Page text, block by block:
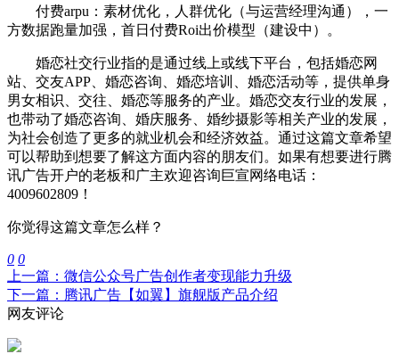
付费arpu：素材优化，人群优化（与运营经理沟通），一
方数据跑量加强，首日付费Roi出价模型（建设中）。
婚恋社交行业指的是通过线上或线下平台，包括婚恋网
站、交友APP、婚恋咨询、婚恋培训、婚恋活动等，提供单身
男女相识、交往、婚恋等服务的产业。婚恋交友行业的发展，
也带动了婚恋咨询、婚庆服务、婚纱摄影等相关产业的发展，
为社会创造了更多的就业机会和经济效益。通过这篇文章希望
可以帮助到想要了解这方面内容的朋友们。如果有想要进行腾
讯广告开户的老板和广主欢迎咨询巨宣网络电话：
4009602809！
你觉得这篇文章怎么样？
0 0
上一篇：微信公众号广告创作者变现能力升级
下一篇：腾讯广告【如翼】旗舰版产品介绍
网友评论